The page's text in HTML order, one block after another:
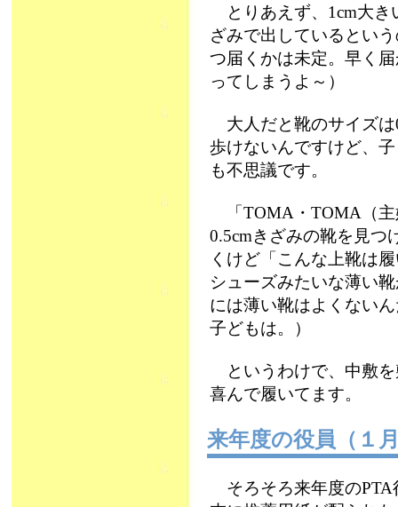
とりあえず、1cm大き
ざみで出しているとい
つ届くかは未定。早く
ってしまうよ～）
大人だと靴のサイズは
歩けないんですけど、
も不思議です。
「TOMA・TOMA（主
0.5cmきざみの靴を見つ
くけど「こんな上靴は
シューズみたいな薄い
には薄い靴はよくない
子どもは。）
というわけで、中敷を
喜んで履いてます。
来年度の役員（１
そろそろ来年度のPTA